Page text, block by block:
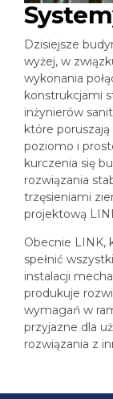
Dzisiejsze
wyżej, w
wykonania
konstrukcjami
inżynierów
które
poziomo i
kurczenia się
rozwiązania
trzęsieniami
projektową
Obecnie LINK,
spełnić
instalacji
produkuje
wymagań w
przyjazne dla
rozwiązania z